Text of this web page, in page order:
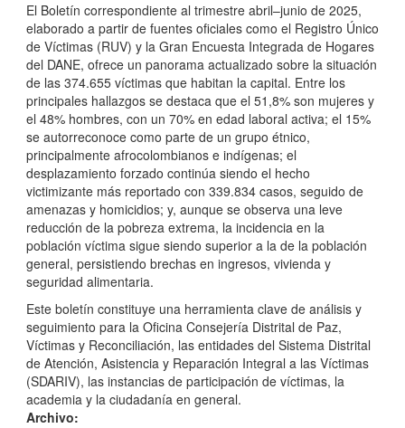
El Boletín correspondiente al trimestre abril–junio de 2025,
elaborado a partir de fuentes oficiales como el Registro Único
de Víctimas (RUV) y la Gran Encuesta Integrada de Hogares
del DANE, ofrece un panorama actualizado sobre la situación
de las 374.655 víctimas que habitan la capital. Entre los
principales hallazgos se destaca que el 51,8% son mujeres y
el 48% hombres, con un 70% en edad laboral activa; el 15%
se autorreconoce como parte de un grupo étnico,
principalmente afrocolombianos e indígenas; el
desplazamiento forzado continúa siendo el hecho
victimizante más reportado con 339.834 casos, seguido de
amenazas y homicidios; y, aunque se observa una leve
reducción de la pobreza extrema, la incidencia en la
población víctima sigue siendo superior a la de la población
general, persistiendo brechas en ingresos, vivienda y
seguridad alimentaria.
Este boletín constituye una herramienta clave de análisis y
seguimiento para la Oficina Consejería Distrital de Paz,
Víctimas y Reconciliación, las entidades del Sistema Distrital
de Atención, Asistencia y Reparación Integral a las Víctimas
(SDARIV), las instancias de participación de víctimas, la
academia y la ciudadanía en general.
Archivo